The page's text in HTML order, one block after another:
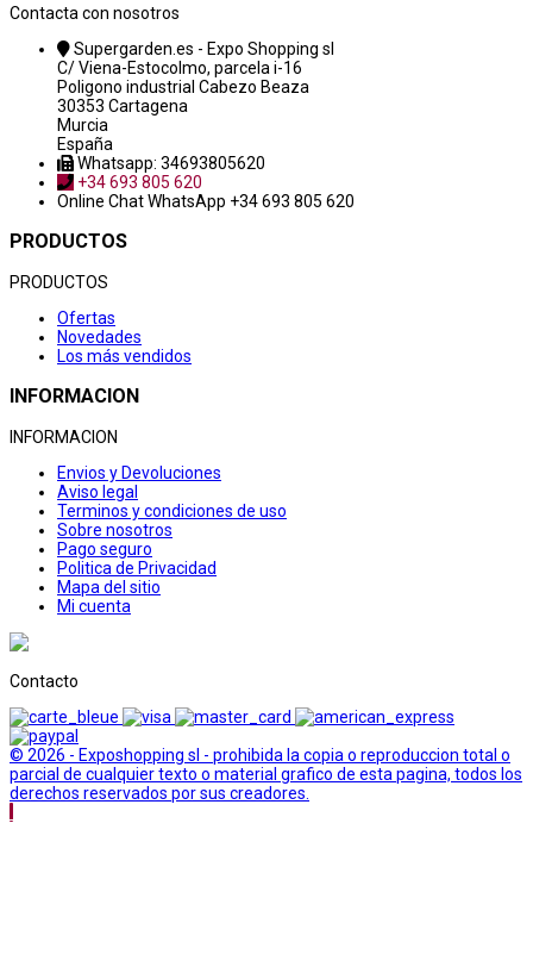
Contacta con nosotros
Supergarden.es - Expo Shopping sl
C/ Viena-Estocolmo, parcela i-16
Poligono industrial Cabezo Beaza
30353 Cartagena
Murcia
España
Whatsapp: 34693805620
+34 693 805 620
Online ChatWhatsApp +34 693 805 620
PRODUCTOS
PRODUCTOS
Ofertas
Novedades
Los más vendidos
INFORMACION
INFORMACION
Envios y Devoluciones
Aviso legal
Terminos y condiciones de uso
Sobre nosotros
Pago seguro
Politica de Privacidad
Mapa del sitio
Mi cuenta
Contacto
© 2026 - Exposhopping sl - prohibida la copia o reproduccion total o
parcial de cualquier texto o material grafico de esta pagina, todos los
derechos reservados por sus creadores.